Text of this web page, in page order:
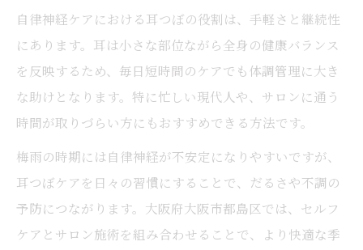
自律神経ケアにおける耳つぼの役割は、手軽さと継続性
にあります。耳は小さな部位ながら全身の健康バランス
を反映するため、毎日短時間のケアでも体調管理に大き
な助けとなります。特に忙しい現代人や、サロンに通う
時間が取りづらい方にもおすすめできる方法です。
梅雨の時期には自律神経が不安定になりやすいですが、
耳つぼケアを日々の習慣にすることで、だるさや不調の
予防につながります。大阪府大阪市都島区では、セルフ
ケアとサロン施術を組み合わせることで、より快適な季